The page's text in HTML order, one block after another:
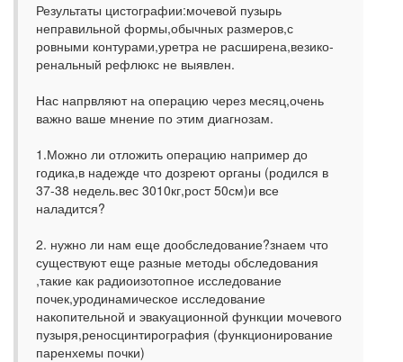
Результаты цистографии:мочевой пузырь
неправильной формы,обычных размеров,с
ровными контурами,уретра не расширена,везико-
ренальный рефлюкс не выявлен.
Нас напрвляют на операцию через месяц,очень
важно ваше мнение по этим диагнозам.
1.Можно ли отложить операцию например до
годика,в надежде что дозреют органы (родился в
37-38 недель.вес 3010кг,рост 50см)и все
наладится?
2. нужно ли нам еще дообследование?знаем что
существуют еще разные методы обследования
,такие как радиоизотопное исследование
почек,уродинамическое исследование
накопительной и эвакуационной функции мочевого
пузыря,реносцинтирография (функционирование
паренхемы почки)